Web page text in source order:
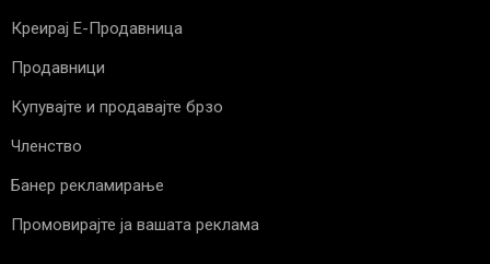
Креирај Е-Продавница
Продавници
Купувајте и продавајте брзо
Членство
Банер рекламирање
Промовирајте ја вашата реклама